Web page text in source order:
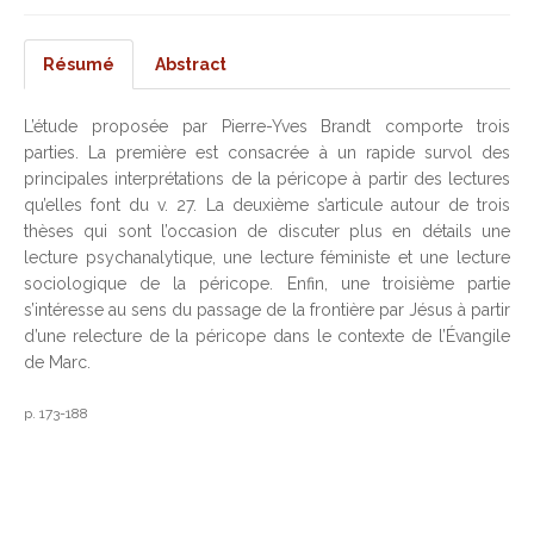
Résumé Abstract
L’étude proposée par Pierre-Yves Brandt comporte trois
parties. La première est consacrée à un rapide survol des
principales interprétations de la péricope à partir des lectures
qu’elles font du v. 27. La deuxième s’articule autour de trois
thèses qui sont l’occasion de discuter plus en détails une
lecture psychanalytique, une lecture féministe et une lecture
sociologique de la péricope. Enfin, une troisième partie
s’intéresse au sens du passage de la frontière par Jésus à partir
d’une relecture de la péricope dans le contexte de l’Évangile
de Marc.
p. 173-188